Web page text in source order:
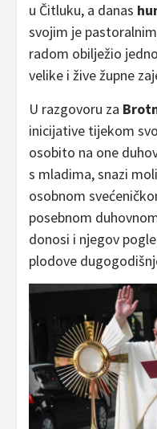
u Čitluku, a danas
svojim je
radom obilježio
velike i žive župne
U razgovoru za
inicijative tijekom
osobito na one
s mladima, snazi
osobnom
posebnom
donosi i njegov
plodove